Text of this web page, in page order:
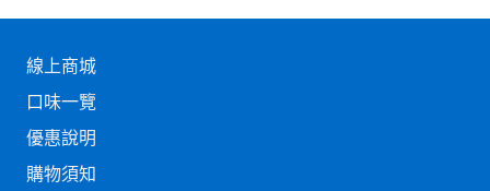
線上商城
口味一覽
優惠說明
購物須知